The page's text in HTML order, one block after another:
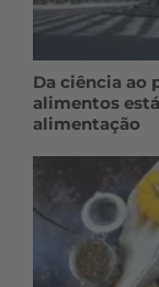
Da ciência ao
alimentos
alimentação